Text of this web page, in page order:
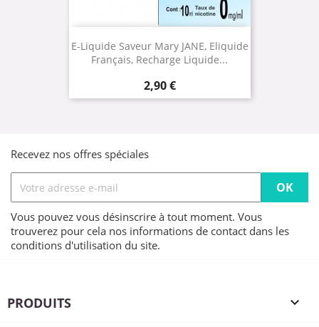
E-Liquide Saveur Mary JANE, Eliquide
Français, Recharge Liquide...
Prix
2,90 €
Recevez nos offres spéciales
Vous pouvez vous désinscrire à tout moment. Vous
trouverez pour cela nos informations de contact dans les
conditions d'utilisation du site.
PRODUITS 